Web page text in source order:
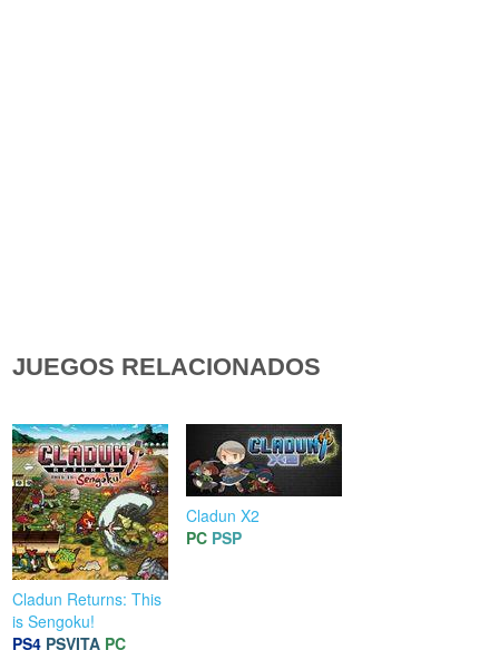
JUEGOS RELACIONADOS
Cladun Returns: This
is Sengoku!
PS4 PSVITA PC
Cladun X2
PC PSP